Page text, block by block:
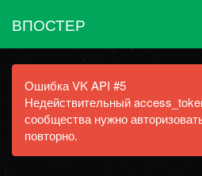
ВПОСТЕР
Ошибка VK API #5
Недействительный
сообщества нужно
повторно.